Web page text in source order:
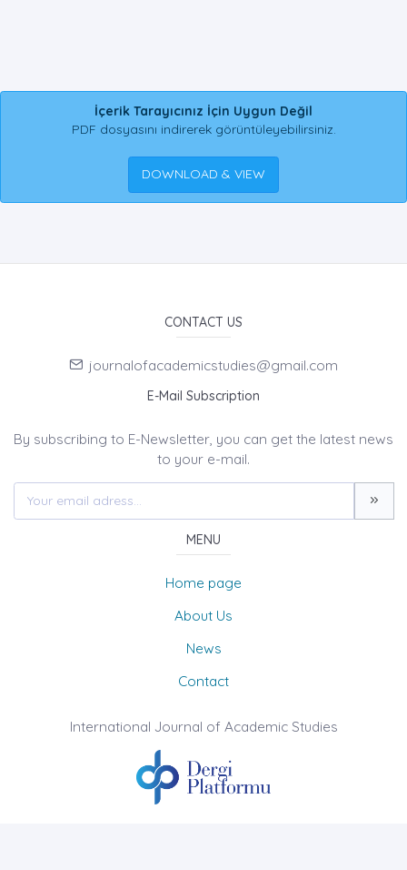
İçerik Tarayıcınız İçin Uygun Değil
PDF dosyasını indirerek görüntüleyebilirsiniz.
DOWNLOAD & VIEW
CONTACT US
journalofacademicstudies@gmail.com
E-Mail Subscription
By subscribing to E-Newsletter, you can get the latest news
to your e-mail.
MENU
Home page
About Us
News
Contact
International Journal of Academic Studies